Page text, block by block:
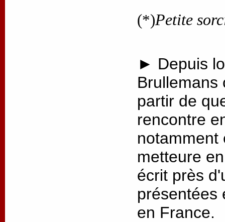
(*)Petite
► Depuis
Brullemans
partir de
rencontre
notamment
metteure
écrit près
présentées
en France.